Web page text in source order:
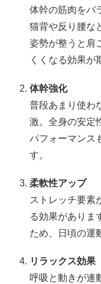
体幹の筋肉をバ
猫背や反り腰な
姿勢が整うと肩
くくなる効果が
体幹強化
普段あまり使わ
激。全身の安定
パフォーマンス
す。
柔軟性アップ
ストレッチ要素
る効果がありま
ため、日頃の運
リラックス効果
呼吸と動きが連